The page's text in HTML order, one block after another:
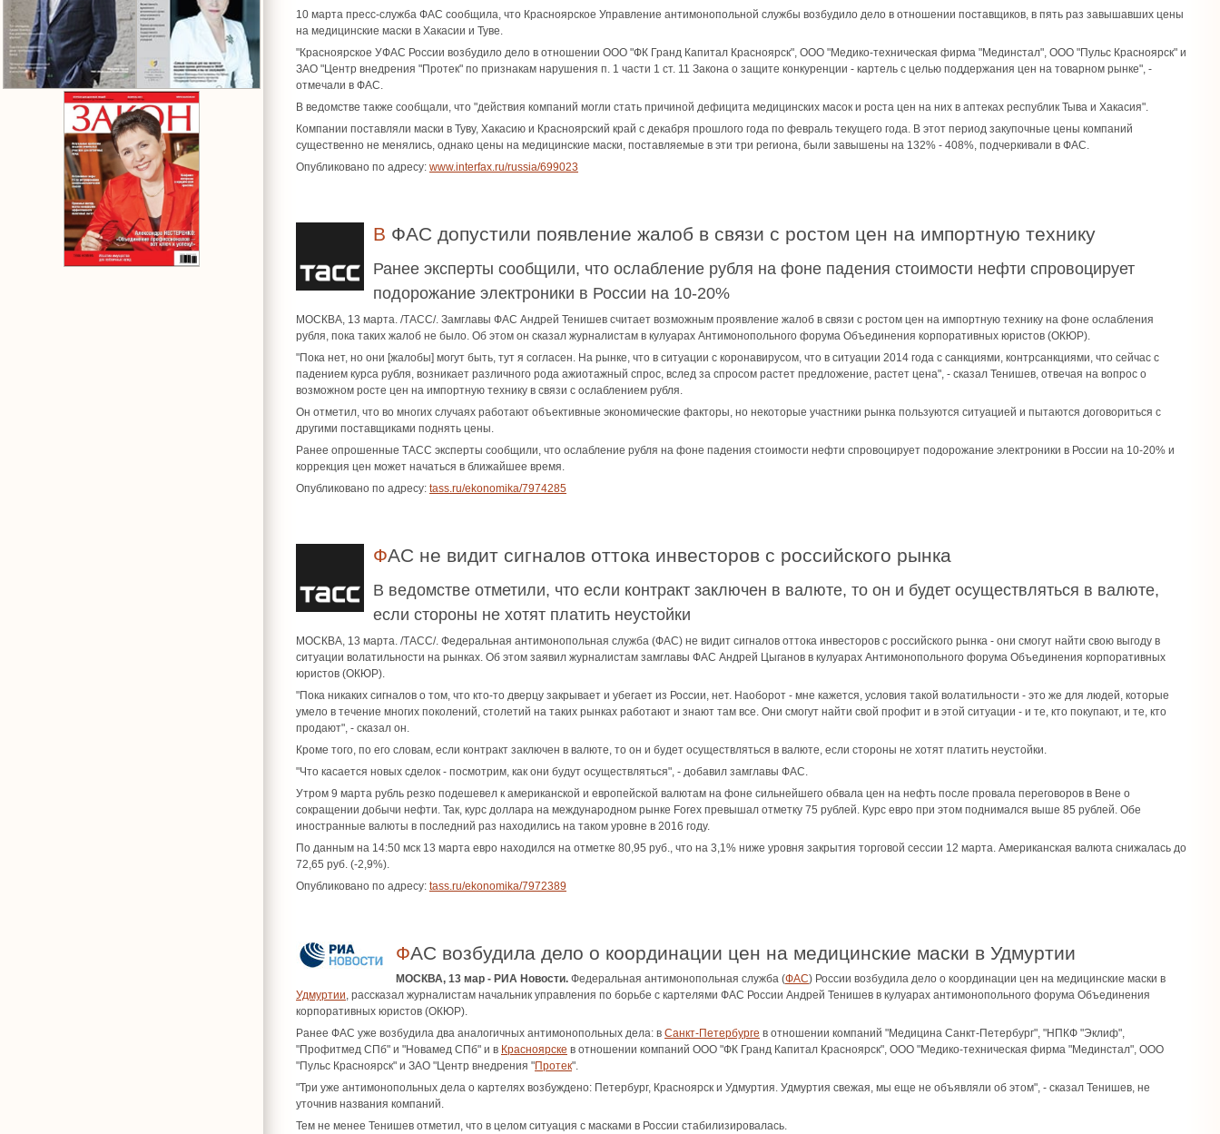
10 марта пресс-служба ФАС сообщила, что Красноярское Управление антимонопольной службы возбудило дело в отношении поставщиков, в пять раз завышавших цены
на медицинские маски в Хакасии и Туве.
"Красноярское УФАС России возбудило дело в отношении ООО "ФК Гранд Капитал Красноярск", ООО "Медико-техническая фирма "Мединстал", ООО "Пульс Красноярск" и
ЗАО "Центр внедрения "Протек" по признакам нарушения п. 1 части 1 ст. 11 Закона о защите конкуренции - картель с целью поддержания цен на товарном рынке", -
отмечали в ФАС.
В ведомстве также сообщали, что "действия компаний могли стать причиной дефицита медицинских масок и роста цен на них в аптеках республик Тыва и Хакасия".
Компании поставляли маски в Туву, Хакасию и Красноярский край с декабря прошлого года по февраль текущего года. В этот период закупочные цены компаний
существенно не менялись, однако цены на медицинские маски, поставляемые в эти три региона, были завышены на 132% - 408%, подчеркивали в ФАС.
Опубликовано по адресу: www.interfax.ru/russia/699023
В ФАС допустили появление жалоб в связи с ростом цен на импортную технику
Ранее эксперты сообщили, что ослабление рубля на фоне падения стоимости нефти спровоцирует
подорожание электроники в России на 10-20%
МОСКВА, 13 марта. /ТАСС/. Замглавы ФАС Андрей Тенишев считает возможным проявление жалоб в связи с ростом цен на импортную технику на фоне ослабления
рубля, пока таких жалоб не было. Об этом он сказал журналистам в кулуарах Антимонопольного форума Объединения корпоративных юристов (ОКЮР).
"Пока нет, но они [жалобы] могут быть, тут я согласен. На рынке, что в ситуации с коронавирусом, что в ситуации 2014 года с санкциями, контрсанкциями, что сейчас с
падением курса рубля, возникает различного рода ажиотажный спрос, вслед за спросом растет предложение, растет цена", - сказал Тенишев, отвечая на вопрос о
возможном росте цен на импортную технику в связи с ослаблением рубля.
Он отметил, что во многих случаях работают объективные экономические факторы, но некоторые участники рынка пользуются ситуацией и пытаются договориться с
другими поставщиками поднять цены.
Ранее опрошенные ТАСС эксперты сообщили, что ослабление рубля на фоне падения стоимости нефти спровоцирует подорожание электроники в России на 10-20% и
коррекция цен может начаться в ближайшее время.
Опубликовано по адресу: tass.ru/ekonomika/7974285
ФАС не видит сигналов оттока инвесторов с российского рынка
В ведомстве отметили, что если контракт заключен в валюте, то он и будет осуществляться в валюте,
если стороны не хотят платить неустойки
МОСКВА, 13 марта. /ТАСС/. Федеральная антимонопольная служба (ФАС) не видит сигналов оттока инвесторов с российского рынка - они смогут найти свою выгоду в
ситуации волатильности на рынках. Об этом заявил журналистам замглавы ФАС Андрей Цыганов в кулуарах Антимонопольного форума Объединения корпоративных
юристов (ОКЮР).
"Пока никаких сигналов о том, что кто-то дверцу закрывает и убегает из России, нет. Наоборот - мне кажется, условия такой волатильности - это же для людей, которые
умело в течение многих поколений, столетий на таких рынках работают и знают там все. Они смогут найти свой профит и в этой ситуации - и те, кто покупают, и те, кто
продают", - сказал он.
Кроме того, по его словам, если контракт заключен в валюте, то он и будет осуществляться в валюте, если стороны не хотят платить неустойки.
"Что касается новых сделок - посмотрим, как они будут осуществляться", - добавил замглавы ФАС.
Утром 9 марта рубль резко подешевел к американской и европейской валютам на фоне сильнейшего обвала цен на нефть после провала переговоров в Вене о
сокращении добычи нефти. Так, курс доллара на международном рынке Forex превышал отметку 75 рублей. Курс евро при этом поднимался выше 85 рублей. Обе
иностранные валюты в последний раз находились на таком уровне в 2016 году.
По данным на 14:50 мск 13 марта евро находился на отметке 80,95 руб., что на 3,1% ниже уровня закрытия торговой сессии 12 марта. Американская валюта снижалась до
72,65 руб. (-2,9%).
Опубликовано по адресу: tass.ru/ekonomika/7972389
ФАС возбудила дело о координации цен на медицинские маски в Удмуртии
МОСКВА, 13 мар - РИА Новости. Федеральная антимонопольная служба (ФАС) России возбудила дело о координации цен на медицинские маски в
Удмуртии, рассказал журналистам начальник управления по борьбе с картелями ФАС России Андрей Тенишев в кулуарах антимонопольного форума Объединения
корпоративных юристов (ОКЮР).
Ранее ФАС уже возбудила два аналогичных антимонопольных дела: в Санкт-Петербурге в отношении компаний "Медицина Санкт-Петербург", "НПКФ "Эклиф",
"Профитмед СПб" и "Новамед СПб" и в Красноярске в отношении компаний ООО "ФК Гранд Капитал Красноярск", ООО "Медико-техническая фирма "Мединстал", ООО
"Пульс Красноярск" и ЗАО "Центр внедрения "Протек".
"Три уже антимонопольных дела о картелях возбуждено: Петербург, Красноярск и Удмуртия. Удмуртия свежая, мы еще не объявляли об этом", - сказал Тенишев, не
уточнив названия компаний.
Тем не менее Тенишев отметил, что в целом ситуация с масками в России стабилизировалась.